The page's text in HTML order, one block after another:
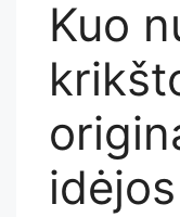
Kuo
idėjos